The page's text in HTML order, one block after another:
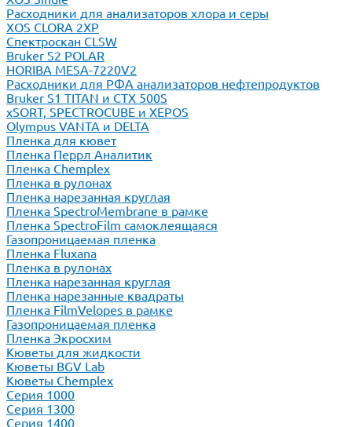
Расходники для анализаторов хлора и серы
XOS CLORA 2XP
Спектроскан CLSW
Bruker S2 POLAR
HORIBA MESA-7220V2
Расходники для РФА анализаторов нефтепродуктов
Bruker S1 TITAN и CTX 500S
xSORT, SPECTROCUBE и XEPOS
Olympus VANTA и DELTA
Пленка для кювет
Пленка Перрл Аналитик
Пленка Chemplex
Пленка в рулонах
Пленка нарезанная круглая
Пленка SpectroMembrane в рамке
Пленка SpectroFilm самоклеящаяся
Газопроницаемая пленка
Пленка Fluxana
Пленка в рулонах
Пленка нарезанная круглая
Пленка нарезанные квадраты
Пленка FilmVelopes в рамке
Газопроницаемая пленка
Пленка Экросхим
Кюветы для жидкости
Кюветы BGV Lab
Кюветы Chemplex
Серия 1000
Серия 1300
Серия 1400